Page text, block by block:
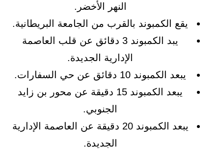
النهر الأخضر.
يقع الكمبوند بالقرب من الجامعة البريطانية.
يبد الكمبوند 3 دقائق عن قلب العاصمة
الإدارية الجديدة.
يبعد الكمبوند 10 دقائق عن حي السفارات.
يبعد الكمبوند 15 دقيقة عن محور بن زايد
الجنوبي.
يبعد الكمبوند 20 دقيقة عن العاصمة الإدارية
الجديدة.